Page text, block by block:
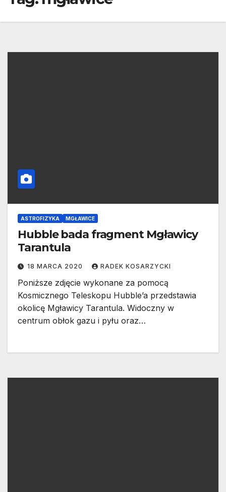
ASTROFIZYKA MGŁAWICE
Hubble bada fragment Mgławicy
Tarantula
18 MARCA 2020 RADEK KOSARZYCKI
Poniższe zdjęcie wykonane za pomocą
Kosmicznego Teleskopu Hubble’a przedstawia
okolicę Mgławicy Tarantula. Widoczny w
centrum obłok gazu i pyłu oraz…